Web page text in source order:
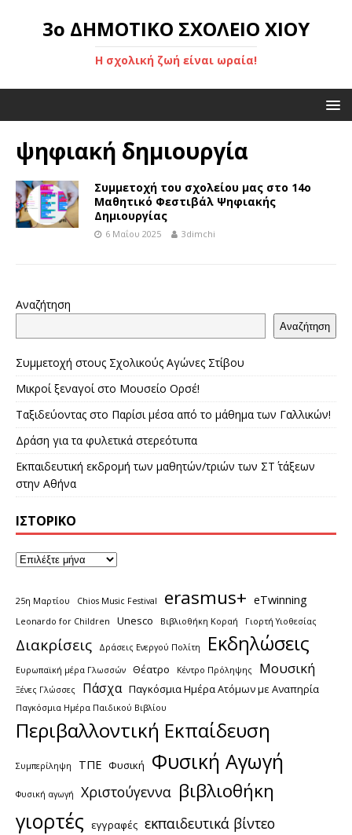
3ο ΔΗΜΟΤΙΚΟ ΣΧΟΛΕΙΟ ΧΙΟΥ
Η σχολική ζωή είναι ωραία!
ψηφιακή δημιουργία
Συμμετοχή του σχολείου μας στο 14ο
Μαθητικό Φεστιβάλ Ψηφιακής
Δημιουργίας
6 Μαΐου 2025 3dimchi
Αναζήτηση
Αναζήτηση
Συμμετοχή στους Σχολικούς Αγώνες Στίβου
Μικροί ξεναγοί στο Μουσείο Ορσέ!
Ταξιδεύοντας στο Παρίσι μέσα από το μάθημα των Γαλλικών!
Δράση για τα φυλετικά στερεότυπα
Εκπαιδευτική εκδρομή των μαθητών/τριών των ΣΤ΄ τάξεων
στην Αθήνα
ΙΣΤΟΡΙΚΌ
25η Μαρτίου Chios Music Festival erasmus+ eTwinning
Leonardo for Children Unesco Βιβλιοθήκη Κοραή Γιορτή Υιοθεσίας
Διακρίσεις Δράσεις Ενεργού Πολίτη Εκδηλώσεις
Ευρωπαϊκή μέρα Γλωσσών Θέατρο Κέντρο Πρόληψης Μουσική
Ξένες Γλώσσες Πάσχα Παγκόσμια Ημέρα Ατόμων με Αναπηρία
Παγκόσμια Ημέρα Παιδικού Βιβλίου
Περιβαλλοντική Εκπαίδευση
Συμπερίληψη ΤΠΕ Φυσική Φυσική Αγωγή
Φυσική αγωγή Χριστούγεννα βιβλιοθήκη
γιορτές εγγραφές εκπαιδευτικά βίντεο